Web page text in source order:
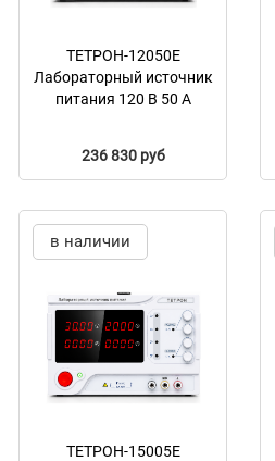
ТЕТРОН-12050Е
Лабораторный источник
питания 120 В 50 А
236 830 руб
в наличии
ТЕТРОН-15005Е